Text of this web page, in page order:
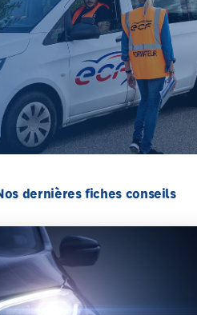
dernières fiches conseils